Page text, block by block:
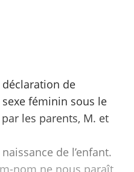
de
sexe féminin sous le
les parents, M. et
de l’enfant.
nom ne nous paraît